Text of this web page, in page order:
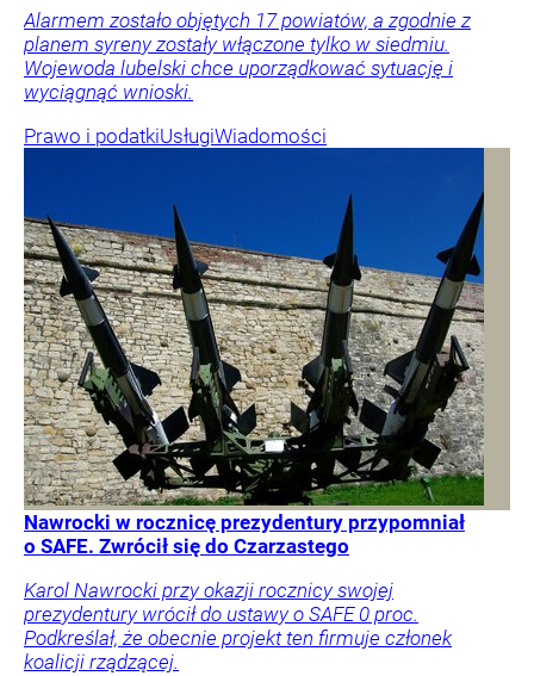
Alarmem zostało objętych 17 powiatów, a zgodnie z
planem syreny zostały włączone tylko w siedmiu.
Wojewoda lubelski chce uporządkować sytuację i
wyciągnąć wnioski.
Prawo i podatkiUsługiWiadomości
Nawrocki w rocznicę prezydentury przypomniał
o SAFE. Zwrócił się do Czarzastego
Karol Nawrocki przy okazji rocznicy swojej
prezydentury wrócił do ustawy o SAFE 0 proc.
Podkreślał, że obecnie projekt ten firmuje członek
koalicji rządzącej.